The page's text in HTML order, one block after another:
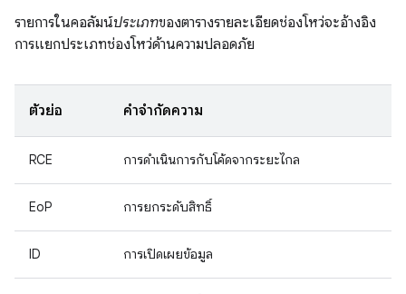
รายการในคอลัมน์ประเภทของตารางรายละเอียดช่องโหว่จะอ้างอิง
การแยกประเภทช่องโหว่ด้านความปลอดภัย
ตัวย่อ คำจำกัดความ
RCE การดำเนินการกับโค้ดจากระยะไกล
EoP การยกระดับสิทธิ์
ID การเปิดเผยข้อมูล